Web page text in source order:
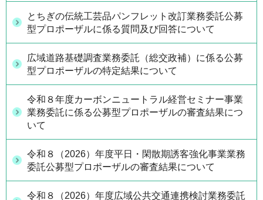
とちぎの伝統工芸品パンフレット改訂業務委託公募
型プロポーザルに係る質問及び回答について
広域道路基礎調査業務委託（総交政補）に係る公募
型プロポーザルの特定結果について
令和８年度カーボンニュートラル経営セミナー事業
業務委託に係る公募型プロポーザルの審査結果につ
いて
令和８（2026）年度平日・閑散期誘客強化事業業務
委託公募型プロポーザルの審査結果について
令和８（2026）年度広域公共交通連携検討業務委託